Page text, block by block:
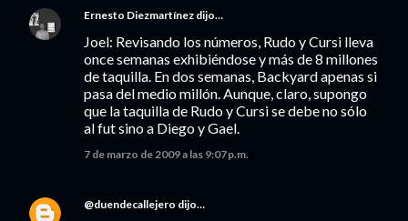
Ernesto Diezmartínez dijo…
Joel: Revisando los números, Rudo y Cursi lleva
once semanas exhibiéndose y más de 8 millones
de taquilla. En dos semanas, Backyard apenas si
pasa del medio millón. Aunque, claro, supongo
que la taquilla de Rudo y Cursi se debe no sólo
al fut sino a Diego y Gael.
7 de marzo de 2009 a las 9:07 p.m.
@duendecallejero dijo…